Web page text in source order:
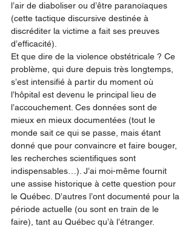
l’air de diaboliser ou d’être paranoïaques
(cette tactique discursive destinée à
discréditer la victime a fait ses preuves
d’efficacité).
Et que dire de la violence obstétricale ? Ce
problème, qui dure depuis très longtemps,
s’est intensifié à partir du moment où
l’hôpital est devenu le principal lieu de
l’accouchement. Ces données sont de
mieux en mieux documentées (tout le
monde sait ce qui se passe, mais étant
donné que pour convaincre et faire bouger,
les recherches scientifiques sont
indispensables…). J’ai moi-même fournit
une assise historique à cette question pour
le Québec. D’autres l’ont documenté pour la
période actuelle (ou sont en train de le
faire), tant au Québec qu’à l’étranger.